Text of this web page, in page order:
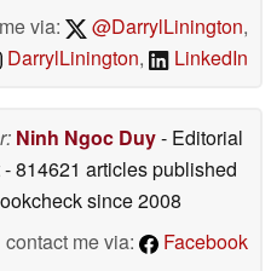
via:
@DarrylLinington,
DarrylLinington, LinkedIn
Ninh Ngoc Duy- Editorial
- 814621 articles published
since 2008
contact me via:
Facebook